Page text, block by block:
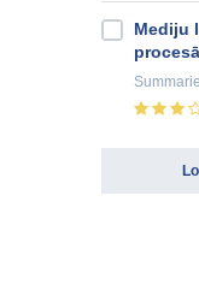
Mediju
procesā